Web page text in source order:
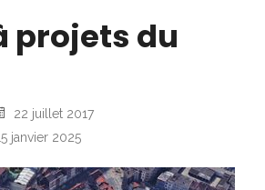
projets du
22 juillet 2017
janvier 2025